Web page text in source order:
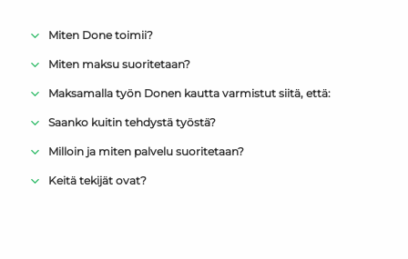
Miten Done toimii?
Miten maksu suoritetaan?
Maksamalla työn Donen kautta varmistut siitä, että:
Saanko kuitin tehdystä työstä?
Milloin ja miten palvelu suoritetaan?
Keitä tekijät ovat?